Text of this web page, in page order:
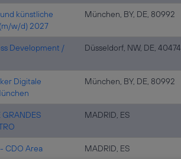
künstliche
w/d) 2027
München, BY, DE, 80992
Development /
Düsseldorf, NW, DE, 40474
Digitale
München, BY, DE, 80992
GRANDES
MADRID, ES
CDO Area MADRID, ES